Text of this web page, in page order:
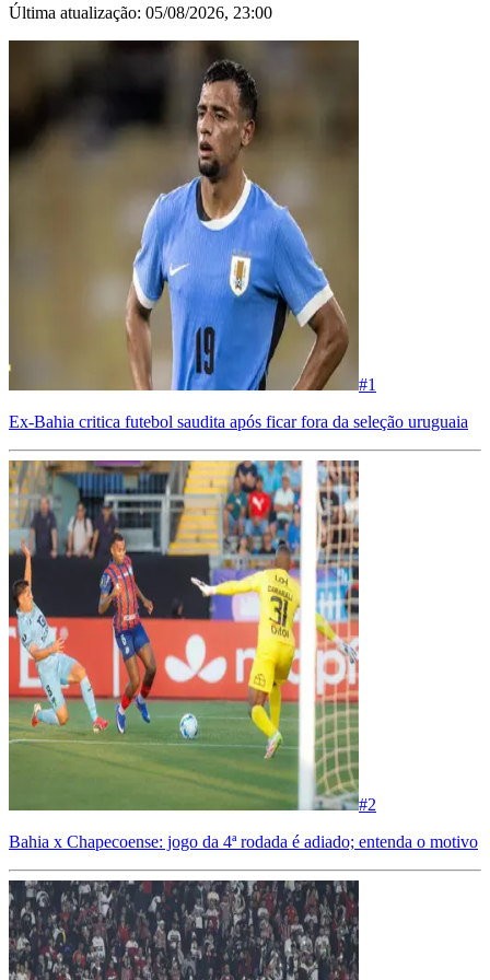
Última atualização: 05/08/2026, 23:00
#1
Ex-Bahia critica futebol saudita após ficar fora da seleção uruguaia
#2
Bahia x Chapecoense: jogo da 4ª rodada é adiado; entenda o motivo